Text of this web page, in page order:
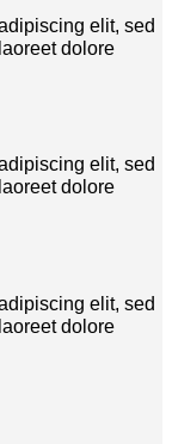
elit, sed
dolore
elit, sed
dolore
elit, sed
dolore